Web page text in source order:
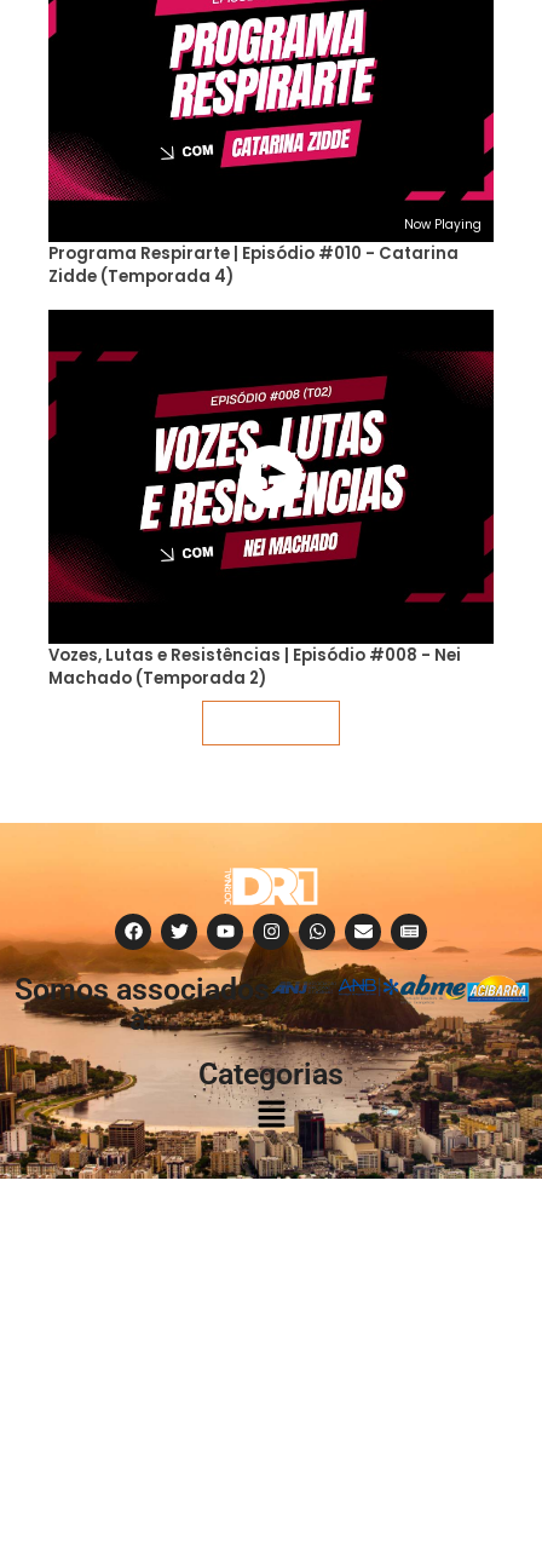
Now Playing
Programa Respirarte | Episódio #010 - Catarina
Zidde (Temporada 4)
Vozes, Lutas e Resistências | Episódio #008 - Nei
Machado (Temporada 2)
Somos associados
à:
Categorias